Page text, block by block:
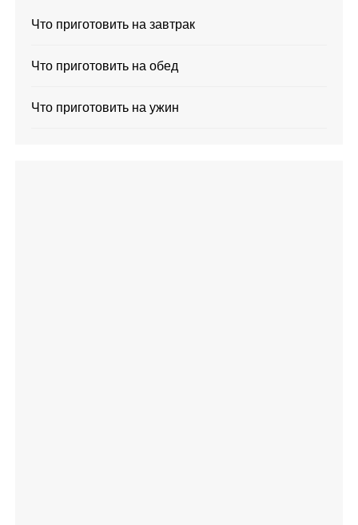
Что приготовить на завтрак
Что приготовить на обед
Что приготовить на ужин